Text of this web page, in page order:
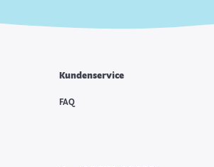
Kundenservice
FAQ